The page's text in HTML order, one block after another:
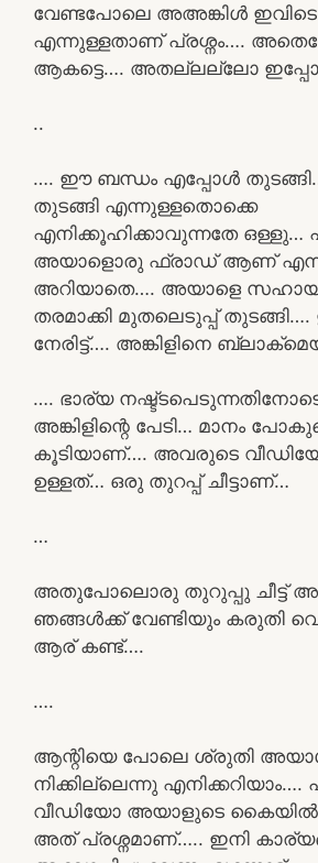
വേണ്ടപോലെ അഅങ്കിൾ ഇവിടെ
എന്നുള്ളതാണ് പ്രശ്നം….
ആകട്ടെ…. അതല്ലല്ലോ
..
…. ഈ ബന്ധം എപ്പോൾ
തുടങ്ങി എന്നുള്ളതൊക്കെ
എനിക്കൂഹിക്കാവുന്നതേ ഒള്ളു…
അയാളൊരു ഫ്രാഡ് ആണ്
അറിയാതെ…. അയാളെ
തരമാക്കി മുതലെടുപ്പ്
നേരിട്ട്…. അങ്കിളിനെ
…. ഭാര്യ
അങ്കിളിന്റെ പേടി… മാനം
കൂടിയാണ്…. അവരുടെ
ഉള്ളത്… ഒരു തുറപ്പ് ചീട്ടാണ്…
…
അതുപോലൊരു തുറുപ്പു ചീട്ട്
ഞങ്ങൾക്ക് വേണ്ടിയും കരുതി
ആര് കണ്ട്….
….
ആന്റിയെ പോലെ ശ്രുതി
നിക്കില്ലെന്നു എനിക്കറിയാം….
വീഡിയോ അയാളുടെ കൈയിൽ
അത് പ്രശ്നമാണ്….. ഇനി